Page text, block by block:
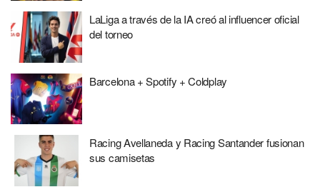
LaLiga a través de la IA creó al influencer oficial
del torneo
Barcelona + Spotify + Coldplay
Racing Avellaneda y Racing Santander fusionan
sus camisetas